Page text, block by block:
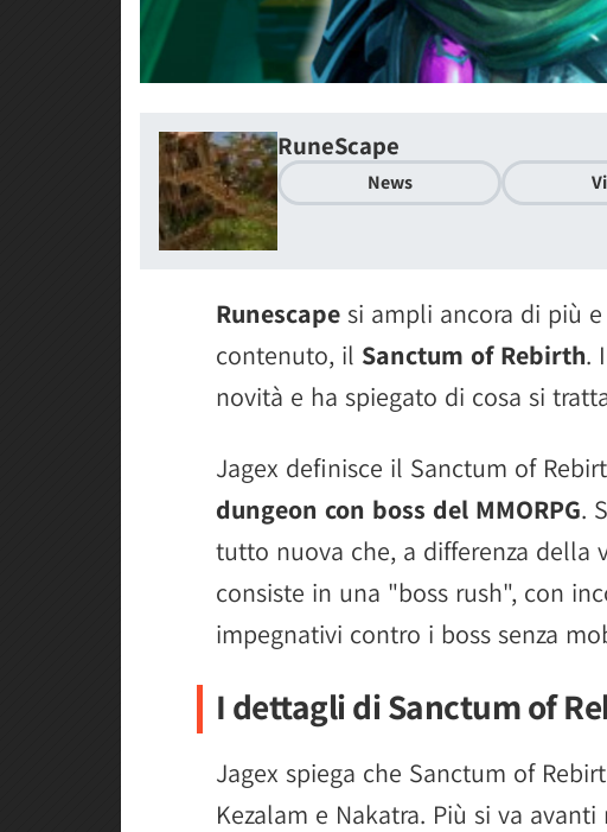
RuneScape
News
Runescape si ampli ancora di più
contenuto, il Sanctum of Rebirth.
novità e ha spiegato di cosa si
Jagex definisce il Sanctum of
dungeon con boss del MMORPG.
tutto nuova che, a differenza della
consiste in una "boss rush", con
impegnativi contro i boss senza
I dettagli di Sanctum of
Jagex spiega che Sanctum of
Kezalam e Nakatra. Più si va